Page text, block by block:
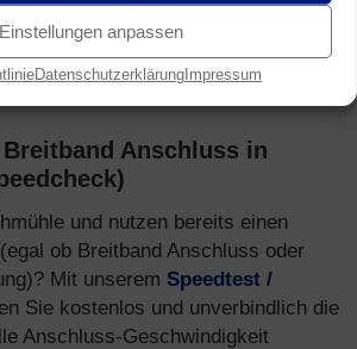
Einstellungen anpassen
Datenschutzerklärung Impressum
erreicht – via
Anschluss in
und nutzen bereits einen
ob Breitband Anschluss oder
Mit unserem Speedtest /
Sie kostenlos und unverbindlich die
Anschluss-Geschwindigkeit